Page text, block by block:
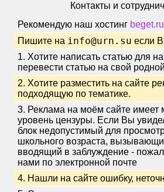
Контакты и
Рекомендую наш хостинг beget.ru
Пишите на info@urn.su если
1. Хотите написать статью для
перевести статью на свой
2. Хотите разместить на сайте
подходящую по тематике.
3. Реклама на моём сайте имеет
уровень цензуры. Если Вы
блок недопустимый для
школьного возраста,
вводящий в заблуждение -
нами по электронной почте
4. Нашли на сайте ошибку,